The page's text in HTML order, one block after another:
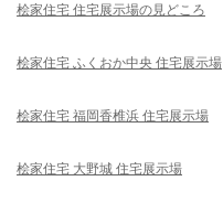
桧家住宅 住宅展示場の見どころ
桧家住宅 ふくおか中央 住宅展示場
桧家住宅 福岡香椎浜 住宅展示場
桧家住宅 大野城 住宅展示場